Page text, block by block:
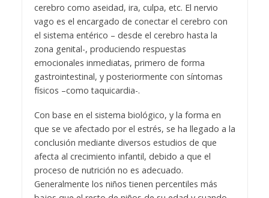
cerebro como aseidad, ira, culpa, etc. El nervio
vago es el encargado de conectar el cerebro con
el sistema entérico – desde el cerebro hasta la
zona genital-, produciendo respuestas
emocionales inmediatas, primero de forma
gastrointestinal, y posteriormente con síntomas
físicos –como taquicardia-.
Con base en el sistema biológico, y la forma en
que se ve afectado por el estrés, se ha llegado a la
conclusión mediante diversos estudios de que
afecta al crecimiento infantil, debido a que el
proceso de nutrición no es adecuado.
Generalmente los niños tienen percentiles más